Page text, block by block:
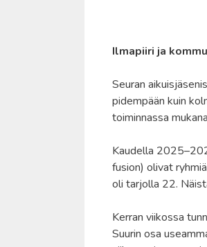
Ilmapiiri ja
Seuran
pidempään kuin
toiminnassa
Kaudella
fusion) olivat
oli tarjolla 22.
Kerran viikossa
Suurin osa